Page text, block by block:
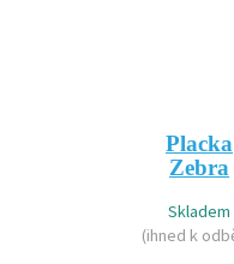
Placka
Zebra
Skladem
(ihned k